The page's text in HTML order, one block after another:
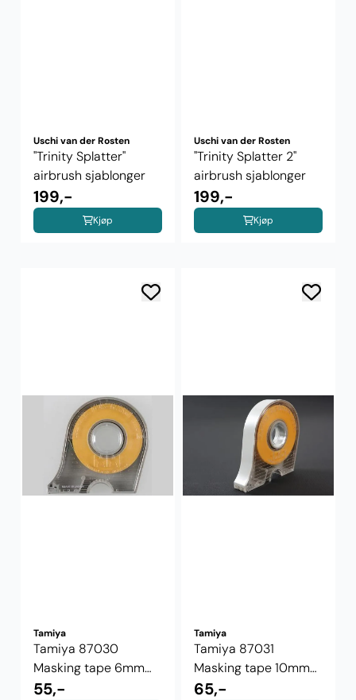
Uschi van der Rosten
"Trinity Splatter"
airbrush sjablonger
199,-
Kjøp
Uschi van der Rosten
"Trinity Splatter 2"
airbrush sjablonger
199,-
Kjøp
Tamiya
Tamiya 87030
Masking tape 6mm
(box)
55,-
Tamiya
Tamiya 87031
Masking tape 10mm
(box)
65,-